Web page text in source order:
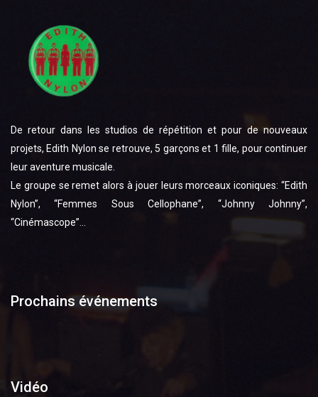
De retour dans les studios de répétition et pour de nouveaux
projets, Edith Nylon se retrouve, 5 garçons et 1 fille, pour continuer
leur aventure musicale.
Le groupe se remet alors à jouer leurs morceaux iconiques: “Edith
Nylon”, “Femmes Sous Cellophane”, “Johnny Johnny”,
“Cinémascope”…
Prochains événements
Vidéo